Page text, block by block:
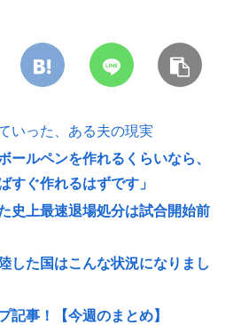
いった、ある夫の現実
ールペンを作れるくらいなら、
すぐ作れるはずです」
史上最速退場処分は試合開始前
した国はこんな状況になりまし
記事！【今週のまとめ】